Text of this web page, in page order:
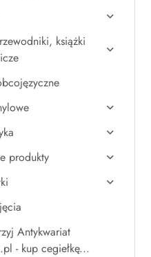
książki
produkty
Antykwariat
- kup cegiełkę...